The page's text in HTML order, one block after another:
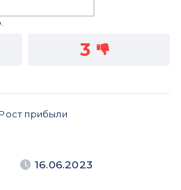
3
Рост прибыли
16.06.2023